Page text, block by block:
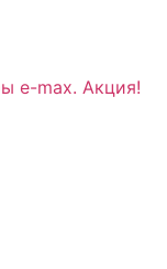
e-max. Акция!